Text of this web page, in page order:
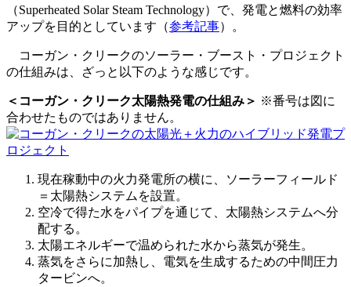
（Superheated Solar Steam Technology）で、発電と燃料の効率
アップを目的としています（参考記事）。
コーガン・クリークのソーラー・ブースト・プロジェクト
の仕組みは、ざっと以下のような感じです。
＜コーガン・クリーク太陽熱発電の仕組み＞ ※番号は図に
合わせたものではありません。
現在稼動中の火力発電所の横に、ソーラーフィールド
＝太陽熱システムを設置。
空冷で得た水をパイプを通じて、太陽熱システムへ分
配する。
太陽エネルギーで温められた水から蒸気が発生。
蒸気をさらに加熱し、電気を生成するための中間圧力
タービンへ。